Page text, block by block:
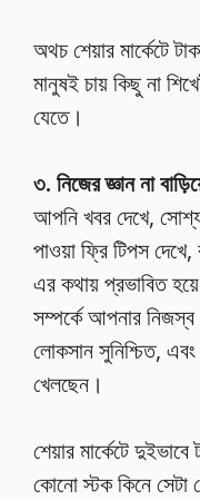
অথচ শেয়ার মার্কেটে
মানুষই চায় কিছু না
যেতে।
৩. নিজের জ্ঞান না
আপনি খবর দেখে,
পাওয়া ফ্রি টিপস
এর কথায় প্রভাবিত
সম্পর্কে আপনার
লোকসান সুনিশ্চিত, এবং
খেলছেন।
শেয়ার মার্কেটে
কোনো স্টক কিনে সেটা